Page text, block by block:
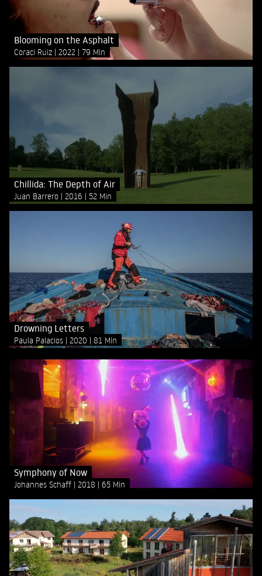
Blooming on the Asphalt
Coraci Ruiz 2022 79 Min
Chillida: The Depth of Air
Juan Barrero 2016 52 Min
Drowning Letters
Paula Palacios 2020 81 Min
Symphony of Now
Johannes Schaff 2018 65 Min